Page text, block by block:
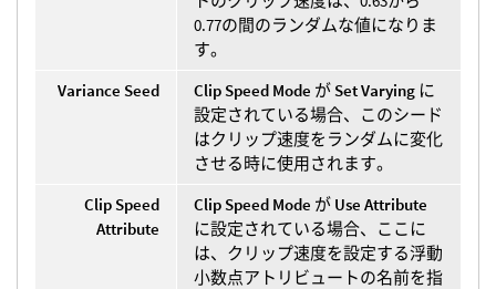
0.77の間のランダムな値になりま
す。
Variance Seed
Clip Speed Mode が Set Varying に
設定されている場合、このシード
はクリップ速度をランダムに変化
させる時に使用されます。
Clip Speed
Attribute
Clip Speed Mode が Use Attribute
に設定されている場合、ここに
は、クリップ速度を設定する浮動
小数点アトリビュートの名前を指